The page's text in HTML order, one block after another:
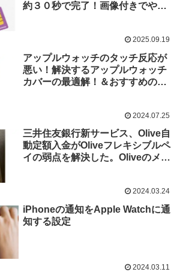
約３０秒で完了！画像付きでやり
2025.09.19
アップルウォッチのタッチ反応が
悪い！解決するアップルウォッチ
カバーの最適解！＆おすすめのカ
2024.07.25
三井住友銀行新サービス、Olive自
動定額入金がOliveフレキシブルペ
イの弱点を解決した。Oliveのメリ
2024.03.24
iPhoneの通知をApple Watchに通
知する設定
2024.03.11